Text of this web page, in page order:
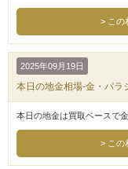
この
2025年09月19日
本日の地金相場-金・パラ
本日の地金は買取ベースで
この